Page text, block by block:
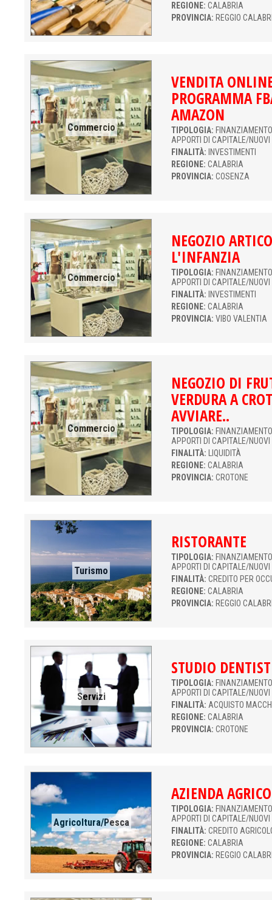
REGIONE: CALABRIA
PROVINCIA: REGGIO
Commercio
VENDITA
PROGRAMMA
AMAZON
TIPOLOGIA:
APPORTI DI CAPITALE/NUOVI
FINALITÀ: INVESTIMENTI
REGIONE: CALABRIA
PROVINCIA: COSENZA
Commercio
NEGOZIO
L'INFANZIA
TIPOLOGIA:
APPORTI DI CAPITALE/NUOVI
FINALITÀ: INVESTIMENTI
REGIONE: CALABRIA
PROVINCIA: VIBO VALENTIA
Commercio
NEGOZIO DI
VERDURA A
AVVIARE..
TIPOLOGIA:
APPORTI DI CAPITALE/NUOVI
FINALITÀ:
LIQUIDITÀ
REGIONE: CALABRIA
PROVINCIA: CROTONE
Turismo
RISTORANTE
TIPOLOGIA:
APPORTI DI CAPITALE/NUOVI
FINALITÀ: CREDITO PER
REGIONE: CALABRIA
PROVINCIA: REGGIO
Servizi
STUDIO
TIPOLOGIA:
APPORTI DI CAPITALE/NUOVI
FINALITÀ: ACQUISTO
REGIONE: CALABRIA
PROVINCIA: CROTONE
Agricoltura/Pesca
AZIENDA
TIPOLOGIA:
APPORTI DI CAPITALE/NUOVI
FINALITÀ: CREDITO
REGIONE: CALABRIA
PROVINCIA: REGGIO